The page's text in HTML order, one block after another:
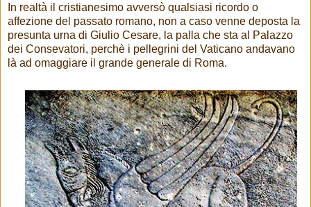
In realtà il cristianesimo avversò qualsiasi ricordo o
affezione del passato romano, non a caso venne deposta la
presunta urna di Giulio Cesare, la palla che sta al Palazzo
dei Consevatori, perchè i pellegrini del Vaticano andavano
là ad omaggiare il grande generale di Roma.